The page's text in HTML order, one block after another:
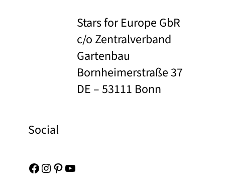
Stars for Europe GbR
c/o Zentralverband
Gartenbau
Bornheimerstraße 37
DE – 53111 Bonn
Social
Facebook Instagram Pinterest YouTube